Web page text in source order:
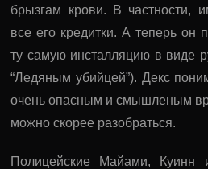
брызгам крови. В частности,
все его кредитки. А теперь он
ту самую инсталляцию в виде
“Ледяным убийцей”). Декс
очень опасным и смышленым
можно скорее разобраться.
Полицейские Майами, Куинн